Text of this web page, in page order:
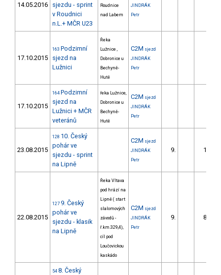
14.05.2016
sjezdu - sprint
v Roudnici
n.L.+ MČR U23
Roudnice
nad Labem
JINDRÁK
Petr
17.10.2015
163 Podzimní
sjezd na
Lužnici
Řeka
Lužnice ,
Dobronice u
Bechyně-
Hutě
C2M sjezd
JINDRÁK
Petr
17.10.2015
164 Podzimní
sjezd na
Lužnici + MČR
veteránů
řeka Lužnice,
Dobronice u
Bechyně-
Hutě
C2M sjezd
JINDRÁK
Petr
23.08.2015
128 10. Český
pohár ve
sjezdu - sprint
na Lipně
C2M sjezd
JINDRÁK
Petr
9. 11.39
22.08.2015
127 9. Český
pohár ve
sjezdu - klasik
na Lipně
Řeka Vltava
pod hrází na
Lipně ( start
slalomových
závodů -
ř.km.329,4),
cíl pod
Loučovickou
kaskádo
C2M sjezd
JINDRÁK
Petr
9. 80.90
54 8. Český